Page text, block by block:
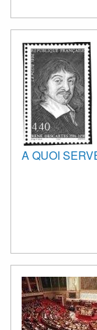
A QUOI